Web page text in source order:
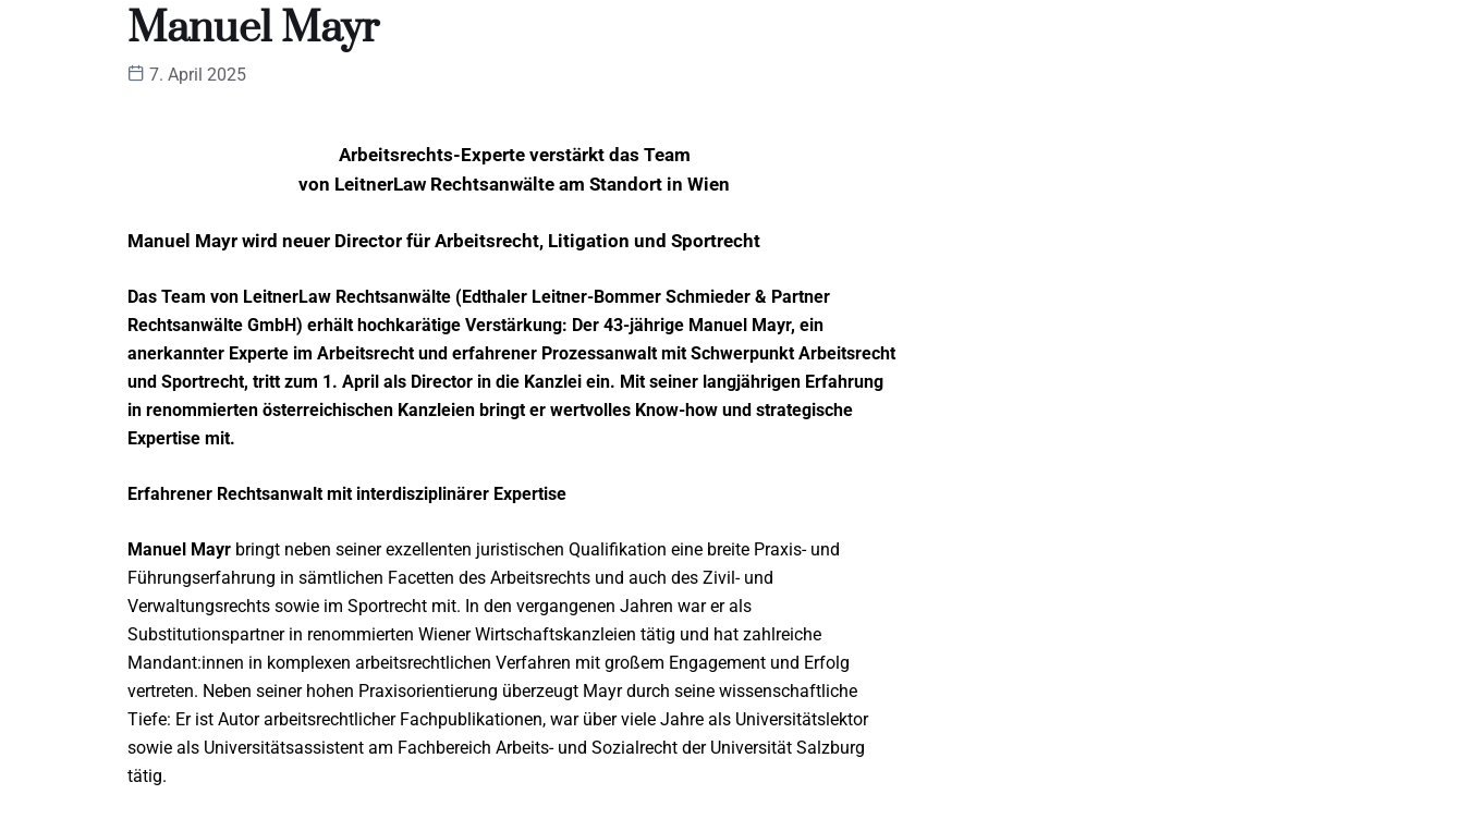
Manuel Mayr
7. April 2025
Arbeitsrechts-Experte verstärkt das Team
von LeitnerLaw Rechtsanwälte am Standort in Wien
Manuel Mayr wird neuer Director für Arbeitsrecht, Litigation und Sportrecht
Das Team von LeitnerLaw Rechtsanwälte (Edthaler Leitner-Bommer Schmieder & Partner
Rechtsanwälte GmbH) erhält hochkarätige Verstärkung: Der 43-jährige Manuel Mayr, ein
anerkannter Experte im Arbeitsrecht und erfahrener Prozessanwalt mit Schwerpunkt Arbeitsrecht
und Sportrecht, tritt zum 1. April als Director in die Kanzlei ein. Mit seiner langjährigen Erfahrung
in renommierten österreichischen Kanzleien bringt er wertvolles Know-how und strategische
Expertise mit.
Erfahrener Rechtsanwalt mit interdisziplinärer Expertise
Manuel Mayr bringt neben seiner exzellenten juristischen Qualifikation eine breite Praxis- und
Führungserfahrung in sämtlichen Facetten des Arbeitsrechts und auch des Zivil- und
Verwaltungsrechts sowie im Sportrecht mit. In den vergangenen Jahren war er als
Substitutionspartner in renommierten Wiener Wirtschaftskanzleien tätig und hat zahlreiche
Mandant:innen in komplexen arbeitsrechtlichen Verfahren mit großem Engagement und Erfolg
vertreten. Neben seiner hohen Praxisorientierung überzeugt Mayr durch seine wissenschaftliche
Tiefe: Er ist Autor arbeitsrechtlicher Fachpublikationen, war über viele Jahre als Universitätslektor
sowie als Universitätsassistent am Fachbereich Arbeits- und Sozialrecht der Universität Salzburg
tätig.